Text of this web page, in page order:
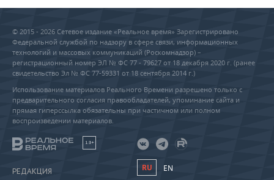
© 2015 - 2026 Сетевое издание «Реальное время» Зарегистрировано
Федеральной службой по надзору в сфере связи, информационных
технологий и массовых коммуникаций (Роскомнадзор) –
регистрационный номер ЭЛ № ФС 77 - 79627 от 18 декабря 2020 г. (ранее
свидетельство Эл № ФС 77-59331 от 18 сентября 2014 г.)
Использование материалов Реального Времени разрешено только с
предварительного согласия правообладателей, упоминание сайта и
прямая гиперссылка обязательны при частичном или полном
воспроизведении материалов.
18+
РЕДАКЦИЯ
RU EN